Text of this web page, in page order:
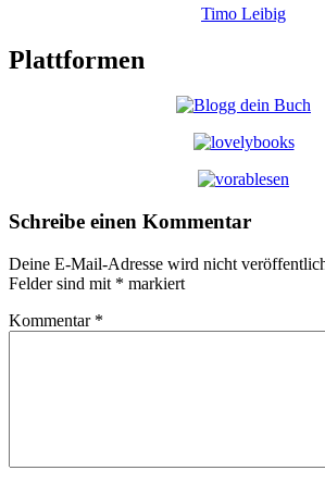
Timo Leibig
Plattformen
Schreibe einen Kommentar
Deine E-Mail-Adresse wird nicht
Felder sind mit * markiert
Kommentar *